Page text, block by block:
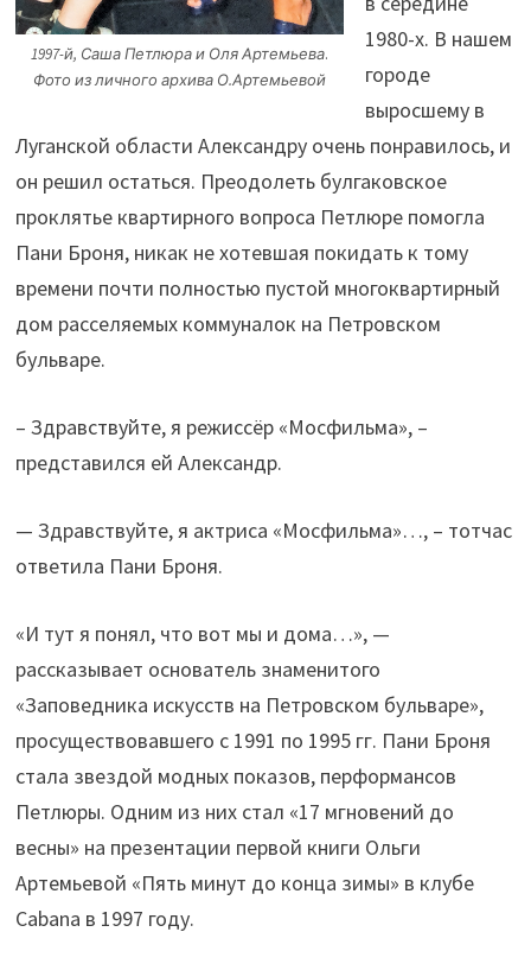
1997-й, Саша Петлюра и Оля Артемьева.
Фото из личного архива О.Артемьевой
1980-х. В нашем
городе
выросшему в
Луганской области Александру очень понравилось, и
он решил остаться. Преодолеть булгаковское
проклятье квартирного вопроса Петлюре помогла
Пани Броня, никак не хотевшая покидать к тому
времени почти полностью пустой многоквартирный
дом расселяемых коммуналок на Петровском
бульваре.
– Здравствуйте, я режиссёр «Мосфильма», –
представился ей Александр.
— Здравствуйте, я актриса «Мосфильма»…, – тотчас
ответила Пани Броня.
«И тут я понял, что вот мы и дома…», —
рассказывает основатель знаменитого
«Заповедника искусств на Петровском бульваре»,
просуществовавшего с 1991 по 1995 гг. Пани Броня
стала звездой модных показов, перформансов
Петлюры. Одним из них стал «17 мгновений до
весны» на презентации первой книги Ольги
Артемьевой «Пять минут до конца зимы» в клубе
Cabana в 1997 году.